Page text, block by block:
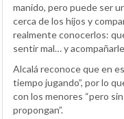
manido, pero puede ser
cerca de los hijos y
realmente conocerlos:
sentir mal… y
Alcalá reconoce que en
tiempo jugando”, por lo
con los menores “pero
propongan”.